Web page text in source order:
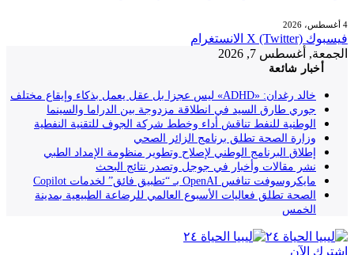
فيسبوك X (Twitter) الانستغرام
الجمعة, أغسطس 7, 2026
أخبار شائعة
خالد رغدان: «ADHD» ليس عجزا بل عقل يعمل بذكاء وإيقاع مختلف
جوري طارق السيد في انطلاقة مزدوجة بين الدراما والسينما
الوطنية للنفط تناقش أداء وخطط شركة الجوف للتقنية النفطية
وزارة الصحة تطلق برنامج الزائر الصحي
إطلاق البرنامج الوطني لإصلاح وتطوير منظومة الإمداد الطبي
نشر مقالات وأخبار في جوجل وتصدر نتائج البحث
مايكروسوفت تنافس OpenAI بـ “تطبيق فائق” لخدمات Copilot
الصحة تطلق فعاليات الأسبوع العالمي للرضاعة الطبيعية بمدينة
الخمس
إشترك الآن